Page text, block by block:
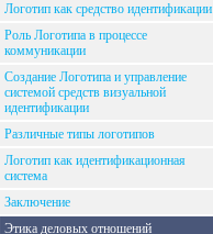
Логотип как средство идентификации
Роль Логотипа в процессе
коммуникации
Создание Логотипа и управление
системой средств визуальной
идентификации
Различные типы логотипов
Логотип как идентификационная
система
Заключение
Этика деловых отношений